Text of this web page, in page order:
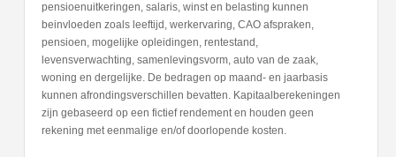
pensioenuitkeringen, salaris, winst en belasting kunnen
beinvloeden zoals leeftijd, werkervaring, CAO afspraken,
pensioen, mogelijke opleidingen, rentestand,
levensverwachting, samenlevingsvorm, auto van de zaak,
woning en dergelijke. De bedragen op maand- en jaarbasis
kunnen afrondingsverschillen bevatten. Kapitaalberekeningen
zijn gebaseerd op een fictief rendement en houden geen
rekening met eenmalige en/of doorlopende kosten.